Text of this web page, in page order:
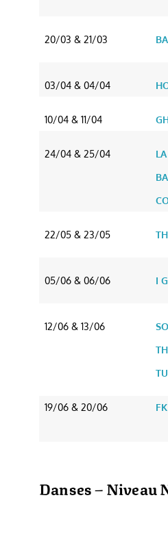
20/03 & 21/03
03/04 & 04/04
10/04 & 11/04
24/04 & 25/04
22/05 & 23/05
05/06 & 06/06 I
12/06 & 13/06
19/06 & 20/06
Danses – Niveau